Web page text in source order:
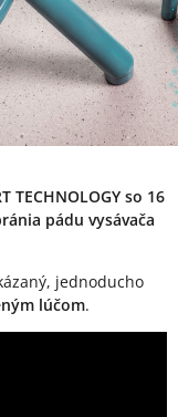
TECHNOLOGY so 16
pádu vysávača
jednoducho
lúčom.